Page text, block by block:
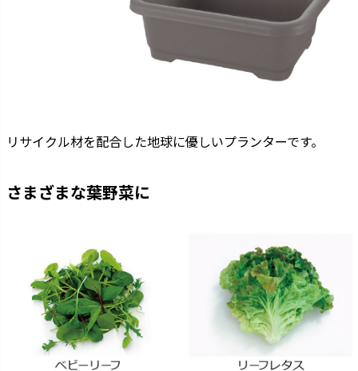
リサイクル材を配合した地球に優しいプランターです。
さまざまな葉野菜に